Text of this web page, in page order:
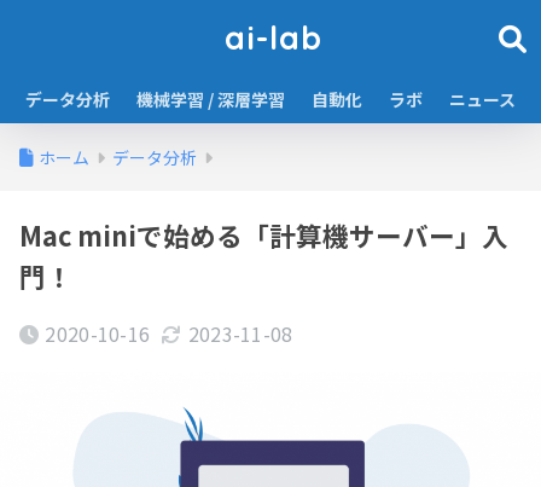
ai-lab
データ分析 機械学習 / 深層学習 自動化 ラボ ニュース
ホーム データ分析
Mac miniで始める「計算機サーバー」入
門！
2020-10-16 2023-11-08